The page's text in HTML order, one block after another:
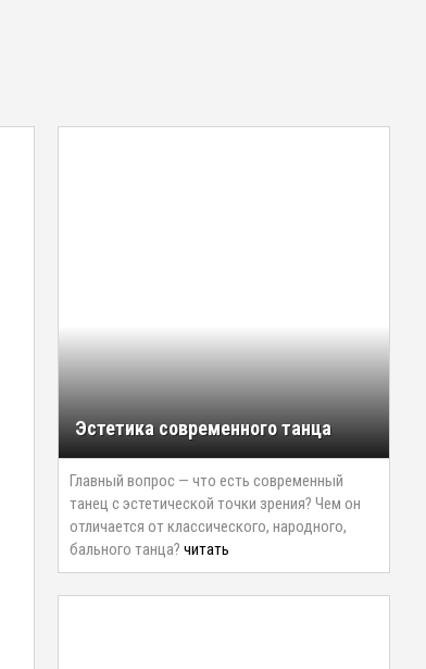
Эстетика современного танца
Главный вопрос — что есть современный
танец с эстетической точки зрения? Чем он
отличается от классического, народного,
бального танца? читать